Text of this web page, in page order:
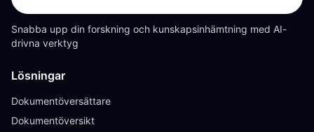
Snabba upp din forskning och kunskapsinhämtning med AI-
drivna verktyg
Lösningar
Dokumentöversättare
Dokumentöversikt